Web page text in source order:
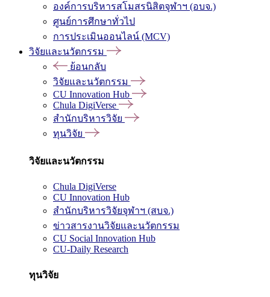
องค์การบริหารสโมสรนิสิตจุฬาฯ (อบจ.)
ศูนย์การศึกษาทั่วไป
การประเมินออนไลน์ (MCV)
วิจัยและนวัตกรรม
ย้อนกลับ
วิจัยและนวัตกรรม
CU Innovation Hub
Chula DigiVerse
สำนักบริหารวิจัย
ทุนวิจัย
วิจัยและนวัตกรรม
Chula DigiVerse
CU Innovation Hub
สำนักบริหารวิจัยจุฬาฯ (สบจ.)
ข่าวสารงานวิจัยและนวัตกรรม
CU Social Innovation Hub
CU-Daily Research
ทุนวิจัย